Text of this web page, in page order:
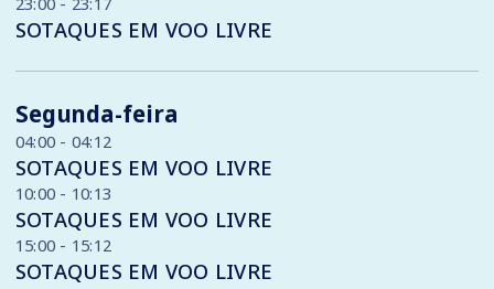
SOTAQUES EM VOO LIVRE
Segunda-feira
04:00 - 04:12
SOTAQUES EM VOO LIVRE
10:00 - 10:13
SOTAQUES EM VOO LIVRE
15:00 - 15:12
SOTAQUES EM VOO LIVRE